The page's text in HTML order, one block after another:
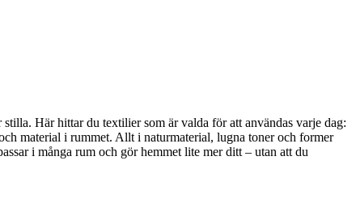
Här hittar du textilier som är valda för att användas varje dag:
material i rummet. Allt i naturmaterial, lugna toner och former
i många rum och gör hemmet lite mer ditt – utan att du